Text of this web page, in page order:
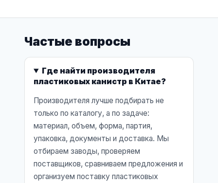
Частые вопросы
Где найти производителя
пластиковых канистр в Китае?
Производителя лучше подбирать не
только по каталогу, а по задаче:
материал, объем, форма, партия,
упаковка, документы и доставка. Мы
отбираем заводы, проверяем
поставщиков, сравниваем предложения и
организуем поставку пластиковых